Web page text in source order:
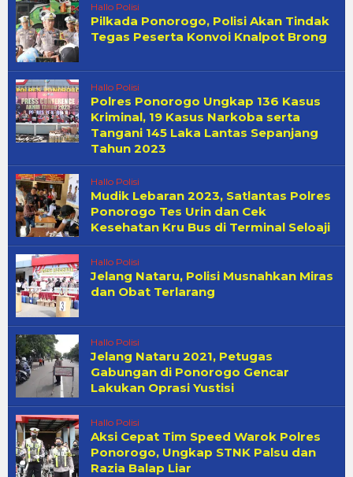
Hallo Polisi
Pilkada Ponorogo, Polisi Akan Tindak
Tegas Peserta Konvoi Knalpot Brong
Hallo Polisi
Polres Ponorogo Ungkap 136 Kasus
Kriminal, 19 Kasus Narkoba serta
Tangani 145 Laka Lantas Sepanjang
Tahun 2023
Hallo Polisi
Mudik Lebaran 2023, Satlantas Polres
Ponorogo Tes Urin dan Cek
Kesehatan Kru Bus di Terminal Seloaji
Hallo Polisi
Jelang Nataru, Polisi Musnahkan Miras
dan Obat Terlarang
Hallo Polisi
Jelang Nataru 2021, Petugas
Gabungan di Ponorogo Gencar
Lakukan Oprasi Yustisi
Hallo Polisi
Aksi Cepat Tim Speed Warok Polres
Ponorogo, Ungkap STNK Palsu dan
Razia Balap Liar